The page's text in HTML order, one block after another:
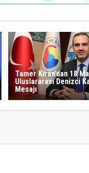
Tamer Kıran’dan 18
Uluslararası Denizci
Mesajı